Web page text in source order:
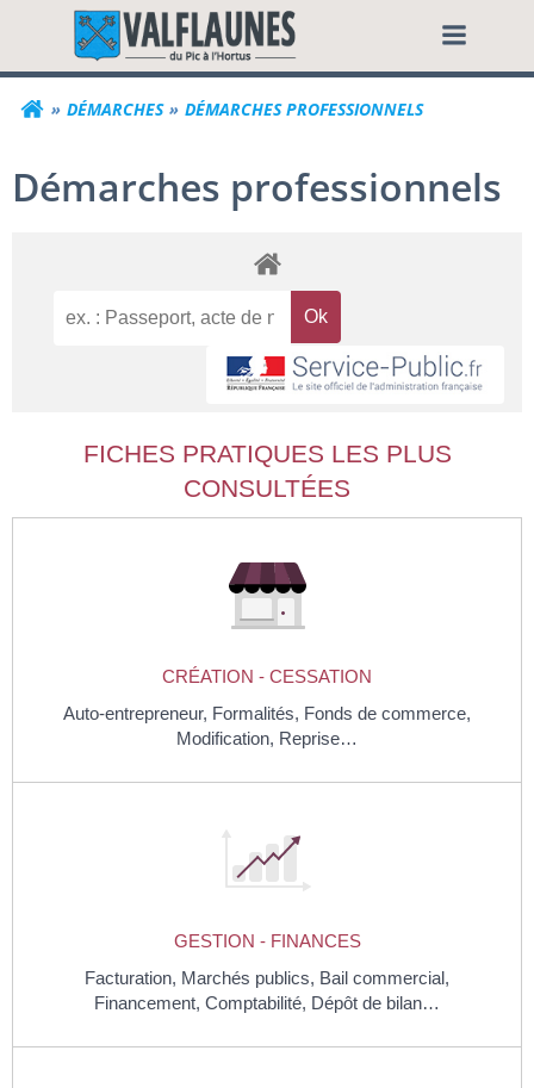
contenuCommune de
DÉMARCHES DÉMARCHES PROFESSIONNELS
Démarches professionnels
FICHES PRATIQUES LES PLUS
CONSULTÉES
CRÉATION - CESSATION
Auto-entrepreneur, Formalités, Fonds de commerce,
Modification, Reprise…
GESTION - FINANCES
Facturation, Marchés publics, Bail commercial,
Financement, Comptabilité, Dépôt de bilan…